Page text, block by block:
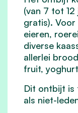
(van 7 tot
gratis). Voor
eieren,
diverse
allerlei
fruit,
Dit ontbijt is
als niet-